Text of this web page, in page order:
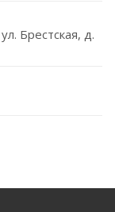
Брестская, д.